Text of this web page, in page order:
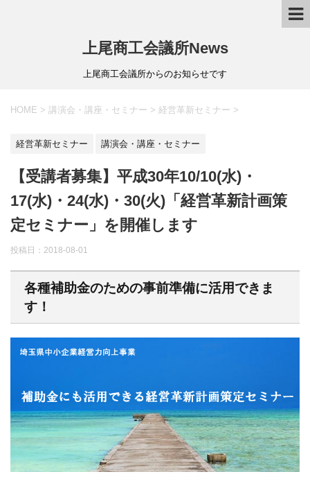
上尾商工会議所News
上尾商工会議所からのお知らせです
HOME > 講演会・講座・セミナー > 経営革新セミナー >
経営革新セミナー 講演会・講座・セミナー
【受講者募集】平成30年10/10(水)・
17(水)・24(水)・30(火)「経営革新計画策
定セミナー」を開催します
投稿日： 2018-08-01
各種補助金のための事前準備に活用できま
す！